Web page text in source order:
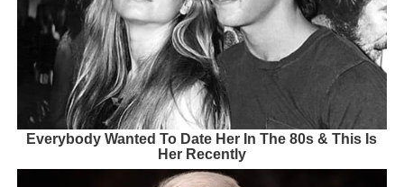
Everybody Wanted To Date Her In The 80s & This Is
Her Recently